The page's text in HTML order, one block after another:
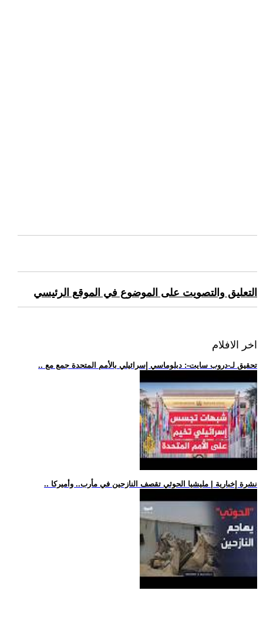
التعليق والتصويت على الموضوع في الموقع الرئيسي
اخر الافلام
.. تحقيق لـ-دروب سايت-: دبلوماسي إسرائيلي بالأمم المتحدة جمع مع
.. نشرة إخبارية | مليشيا الحوثي تقصف النازحين في مأرب.. وأميركا